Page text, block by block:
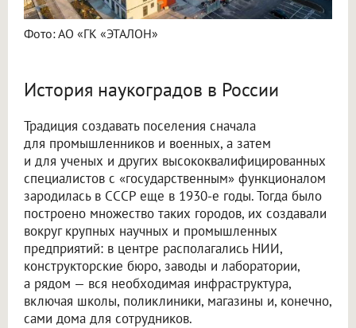
Фото: АО «ГК «ЭТАЛОН»
История наукоградов в России
Традиция создавать поселения сначала
для промышленников и военных, а затем
и для ученых и других высококвалифицированных
специалистов с «государственным» функционалом
зародилась в СССР еще в 1930-е годы. Тогда было
построено множество таких городов, их создавали
вокруг крупных научных и промышленных
предприятий: в центре располагались НИИ,
конструкторские бюро, заводы и лаборатории,
а рядом — вся необходимая инфраструктура,
включая школы, поликлиники, магазины и, конечно,
сами дома для сотрудников.